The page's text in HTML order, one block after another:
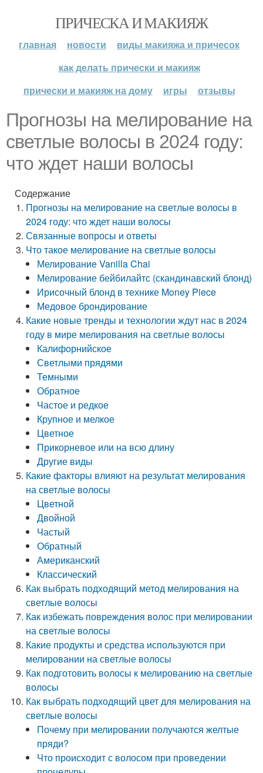
ПРИЧЕСКА И МАКИЯЖ
главная новости
виды макияжа и причесок
как делать прически и макияж
прически и макияж на дому
игры отзывы
Прогнозы на мелирование на
светлые волосы в 2024 году:
что ждет наши волосы
Содержание
Прогнозы на мелирование на светлые волосы в
2024 году: что ждет наши волосы
Связанные вопросы и ответы
Что такое мелирование на светлые волосы
Мелирование Vanilla Chai
Мелирование бейбилайтс (скандинавский блонд)
Ирисочный блонд в технике Money Piece
Медовое брондирование
Какие новые тренды и технологии ждут нас в 2024
году в мире мелирования на светлые волосы
Калифорнийское
Светлыми прядями
Темными
Обратное
Частое и редкое
Крупное и мелкое
Цветное
Прикорневое или на всю длину
Другие виды
Какие факторы влияют на результат мелирования
на светлые волосы
Цветной
Двойной
Частый
Обратный
Американский
Классический
Как выбрать подходящий метод мелирования на
светлые волосы
Как избежать повреждения волос при мелировании
на светлые волосы
Какие продукты и средства используются при
мелировании на светлые волосы
Как подготовить волосы к мелированию на светлые
волосы
Как выбрать подходящий цвет для мелирования на
светлые волосы
Почему при мелировании получаются желтые
пряди?
Что происходит с волосом при проведении